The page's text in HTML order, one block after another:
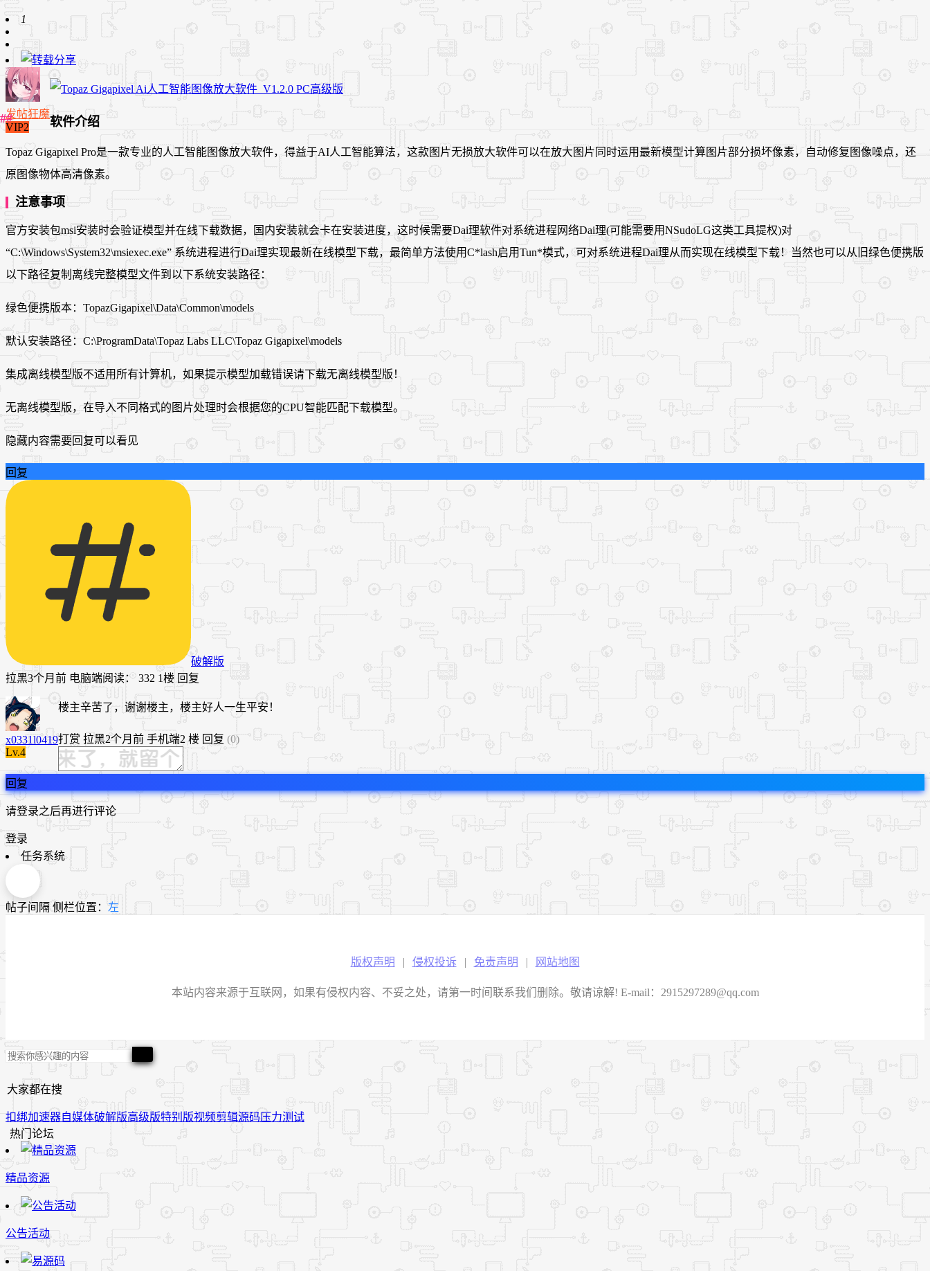
1
发帖狂魔
VIP2
软件介绍
Topaz Gigapixel Pro是一款专业的人工智能图像放大软件，得益于AI人工智能算法，这款图片无损放大软件可以在放大图片同时运用最新模型计算图片部分损坏像素，自动修复图像噪点，还
原图像物体高清像素。
注意事项
官方安装包msi安装时会验证模型并在线下载数据，国内安装就会卡在安装进度，这时候需要Dai理软件对系统进程网络Dai理(可能需要用NSudoLG这类工具提权)对
“C:\Windows\System32\msiexec.exe” 系统进程进行Dai理实现最新在线模型下载，最简单方法使用C*lash启用Tun*模式，可对系统进程Dai理从而实现在线模型下载！当然也可以从旧绿色便携版
以下路径复制离线完整模型文件到以下系统安装路径：
绿色便携版本：TopazGigapixel\Data\Common\models
默认安装路径：C:\ProgramData\Topaz Labs LLC\Topaz Gigapixel\models
集成离线模型版不适用所有计算机，如果提示模型加载错误请下载无离线模型版！
无离线模型版，在导入不同格式的图片处理时会根据您的CPU智能匹配下载模型。
隐藏内容需要回复可以看见
回复
破解版
拉黑3个月前 电脑端阅读： 332 1楼 回复
x0331l0419
Lv.4
楼主辛苦了，谢谢楼主，楼主好人一生平安！
打赏 拉黑2个月前 手机端2 楼 回复 (0)
回复
请登录之后再进行评论
登录
任务系统
帖子间隔 侧栏位置： 左
版权声明 | 侵权投诉 | 免责声明 | 网站地图
本站内容来源于互联网，如果有侵权内容、不妥之处，请第一时间联系我们删除。敬请谅解! E-mail：2915297289@qq.com
大家都在搜
扣绑加速器自媒体破解版高级版特别版视频剪辑源码压力测试
热门论坛
精品资源
公告活动